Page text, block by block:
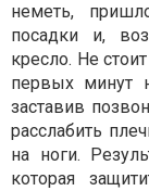
неметь,
посадки и,
кресло. Не
первых минут
заставив
расслабить
на ноги.
которая